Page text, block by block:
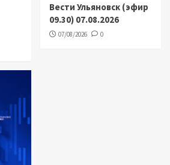
Вести Ульяновск (эфир
09.30) 07.08.2026
07/08/2026 0